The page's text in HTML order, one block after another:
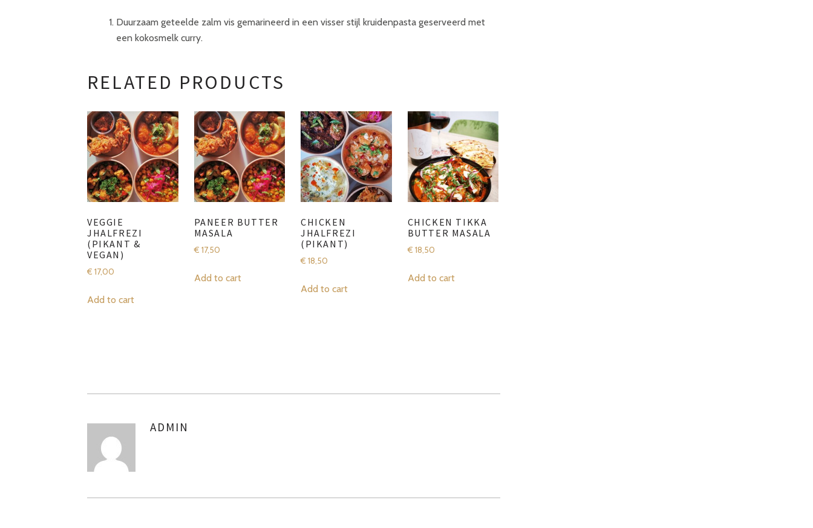
Duurzaam geteelde zalm vis gemarineerd in een visser stijl kruidenpasta geserveerd met
een kokosmelk curry.
RELATED PRODUCTS
VEGGIE
JHALFREZI
(PIKANT &
VEGAN)
€ 17,00
Add to cart
PANEER BUTTER
MASALA
€ 17,50
Add to cart
CHICKEN
JHALFREZI
(PIKANT)
€ 18,50
Add to cart
CHICKEN TIKKA
BUTTER MASALA
€ 18,50
Add to cart
AUTHOR
ADMIN